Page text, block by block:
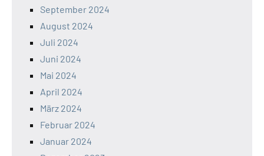
September 2024
August 2024
Juli 2024
Juni 2024
Mai 2024
April 2024
März 2024
Februar 2024
Januar 2024